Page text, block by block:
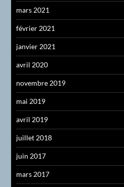
mars 2021
février 2021
janvier 2021
avril 2020
novembre 2019
mai 2019
avril 2019
juillet 2018
juin 2017
mars 2017